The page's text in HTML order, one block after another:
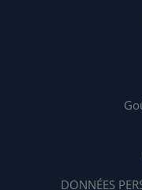
DONNÉES